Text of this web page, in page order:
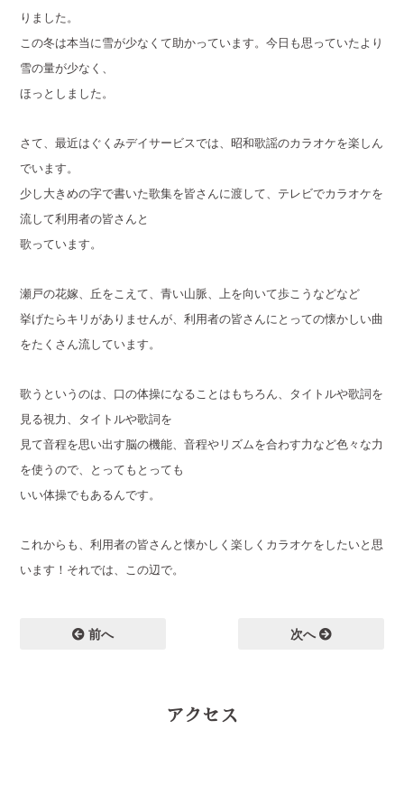
りました。
この冬は本当に雪が少なくて助かっています。今日も思っていたより
雪の量が少なく、
ほっとしました。
さて、最近はぐくみデイサービスでは、昭和歌謡のカラオケを楽しん
でいます。
少し大きめの字で書いた歌集を皆さんに渡して、テレビでカラオケを
流して利用者の皆さんと
歌っています。
瀬戸の花嫁、丘をこえて、青い山脈、上を向いて歩こうなどなど
挙げたらキリがありませんが、利用者の皆さんにとっての懐かしい曲
をたくさん流しています。
歌うというのは、口の体操になることはもちろん、タイトルや歌詞を
見る視力、タイトルや歌詞を
見て音程を思い出す脳の機能、音程やリズムを合わす力など色々な力
を使うので、とってもとっても
いい体操でもあるんです。
これからも、利用者の皆さんと懐かしく楽しくカラオケをしたいと思
います！それでは、この辺で。
前へ 次へ
アクセス